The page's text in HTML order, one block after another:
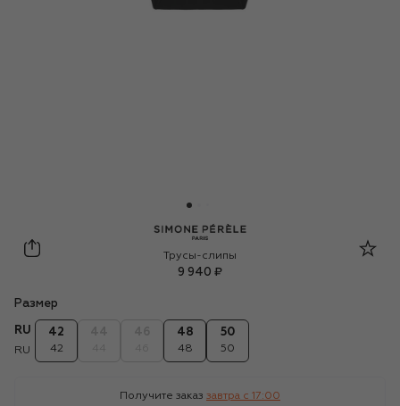
Simone Perele
Трусы-слипы
9 940 ₽
Размер
RU
RU
42
42
48
48
50
50
Получите заказ завтра c 17:00